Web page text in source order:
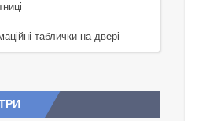
таблички на двері